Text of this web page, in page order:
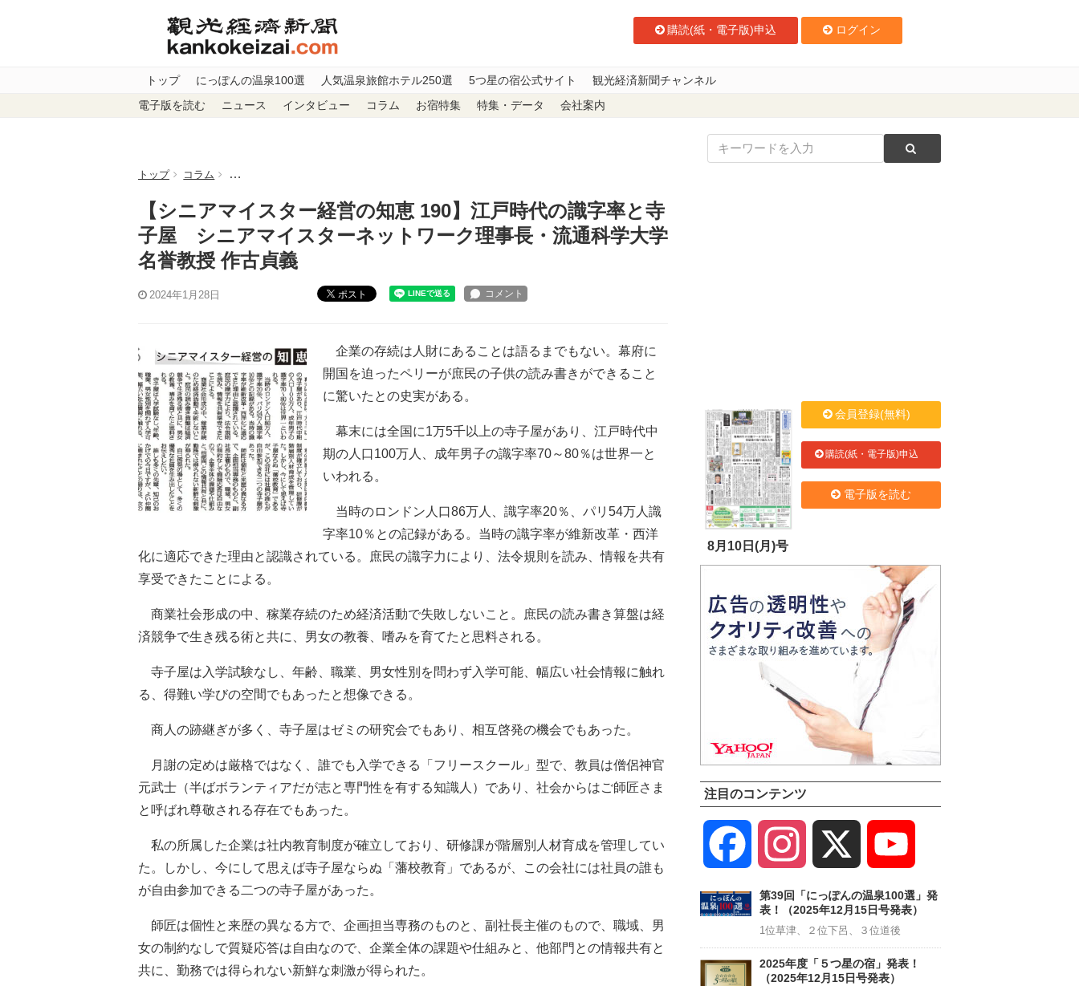
購読(紙・電子版)申込 ログイン
トップ にっぽんの温泉100選 人気温泉旅館ホテル250選 5つ星の宿公式サイト 観光経済新聞チャンネル
電子版を読む ニュース インタビュー コラム お宿特集 特集・データ 会社案内
トップ コラム 【シニアマイスター経営の知恵 190】江戸時代の識字率と寺子屋 シニアマイスターネットワーク理事長・流通科学大学名誉教授 作古貞義
【シニアマイスター経営の知恵 190】江戸時代の識字率と寺
子屋 シニアマイスターネットワーク理事長・流通科学大学
名誉教授 作古貞義
2024年1月28日 ポスト
企業の存続は人財にあることは語るまでもない。幕府に
開国を迫ったペリーが庶民の子供の読み書きができること
に驚いたとの史実がある。
幕末には全国に1万5千以上の寺子屋があり、江戸時代中
期の人口100万人、成年男子の識字率70～80％は世界一と
いわれる。
当時のロンドン人口86万人、識字率20％、パリ54万人識
字率10％との記録がある。当時の識字率が維新改革・西洋
化に適応できた理由と認識されている。庶民の識字力により、法令規則を読み、情報を共有
享受できたことによる。
商業社会形成の中、稼業存続のため経済活動で失敗しないこと。庶民の読み書き算盤は経
済競争で生き残る術と共に、男女の教養、嗜みを育てたと思料される。
寺子屋は入学試験なし、年齢、職業、男女性別を問わず入学可能、幅広い社会情報に触れ
る、得難い学びの空間でもあったと想像できる。
商人の跡継ぎが多く、寺子屋はゼミの研究会でもあり、相互啓発の機会でもあった。
月謝の定めは厳格ではなく、誰でも入学できる「フリースクール」型で、教員は僧侶神官
元武士（半ばボランティアだが志と専門性を有する知識人）であり、社会からはご師匠さま
と呼ばれ尊敬される存在でもあった。
私の所属した企業は社内教育制度が確立しており、研修課が階層別人材育成を管理してい
た。しかし、今にして思えば寺子屋ならぬ「藩校教育」であるが、この会社には社員の誰も
が自由参加できる二つの寺子屋があった。
師匠は個性と来歴の異なる方で、企画担当専務のものと、副社長主催のもので、職域、男
女の制約なしで質疑応答は自由なので、企業全体の課題や仕組みと、他部門との情報共有と
共に、勤務では得られない新鮮な刺激が得られた。
8月10日(月)号
会員登録(無料)
購読(紙・電子版)申込
電子版を読む
注目のコンテンツ
Facebook Instagram
Channel
第39回「にっぽんの温泉100選」発
表！（2025年12月15日号発表）
1位草津、２位下呂、３位道後
2025年度「５つ星の宿」発表！
（2025年12月15日号発表）